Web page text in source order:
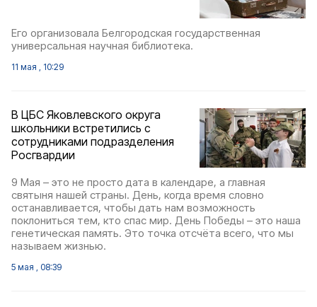
Его организовала Белгородская государственная
универсальная научная библиотека.
11 мая , 10:29
В ЦБС Яковлевского округа
школьники встретились с
сотрудниками подразделения
Росгвардии
9 Мая – это не просто дата в календаре, а главная
святыня нашей страны. День, когда время словно
останавливается, чтобы дать нам возможность
поклониться тем, кто спас мир. День Победы – это наша
генетическая память. Это точка отсчёта всего, что мы
называем жизнью.
5 мая , 08:39